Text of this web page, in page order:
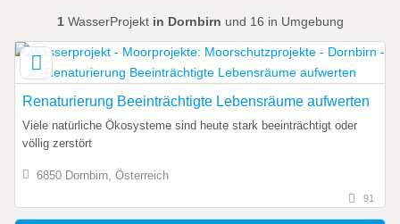
1WasserProjekt in Dornbirn und 16 in Umgebung
Renaturierung Beeinträchtigte Lebensräume aufwerten
Viele natürliche Ökosysteme sind heute stark beeinträchtigt oder
völlig zerstört
6850 Dornbirn, Österreich
91